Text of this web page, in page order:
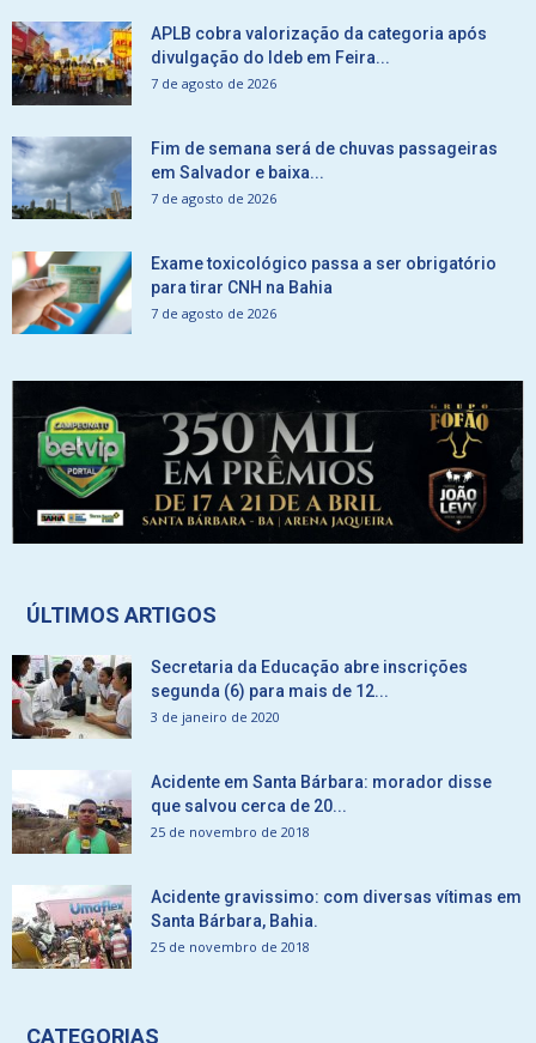
APLB cobra valorização da categoria após
divulgação do Ideb em Feira...
7 de agosto de 2026
Fim de semana será de chuvas passageiras
em Salvador e baixa...
7 de agosto de 2026
Exame toxicológico passa a ser obrigatório
para tirar CNH na Bahia
7 de agosto de 2026
ÚLTIMOS ARTIGOS
Secretaria da Educação abre inscrições
segunda (6) para mais de 12...
3 de janeiro de 2020
Acidente em Santa Bárbara: morador disse
que salvou cerca de 20...
25 de novembro de 2018
Acidente gravissimo: com diversas vítimas em
Santa Bárbara, Bahia.
25 de novembro de 2018
CATEGORIAS